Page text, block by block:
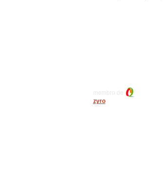
membro de
zyro